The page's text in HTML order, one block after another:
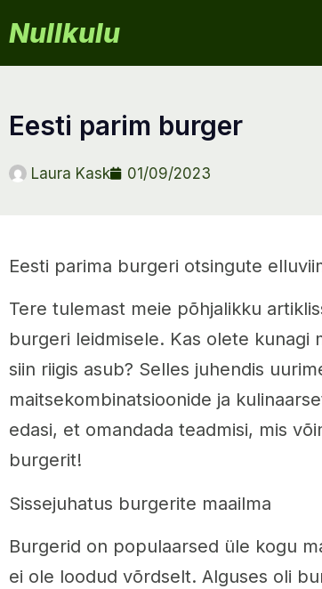
Nullkulu
eesti parim burger
Laura Kask 01/09/2023
Eesti parima burgeri otsingute
Tere tulemast meie põhjalikku
burgeri leidmisele. Kas olete kunagi
siin riigis asub? Selles juhendis
maitsekombinatsioonide ja
edasi, et omandada teadmisi, mis
burgerit!
Sissejuhatus burgerite maailma
Burgerid on populaarsed üle kogu
ei ole loodud võrdselt. Alguses oli